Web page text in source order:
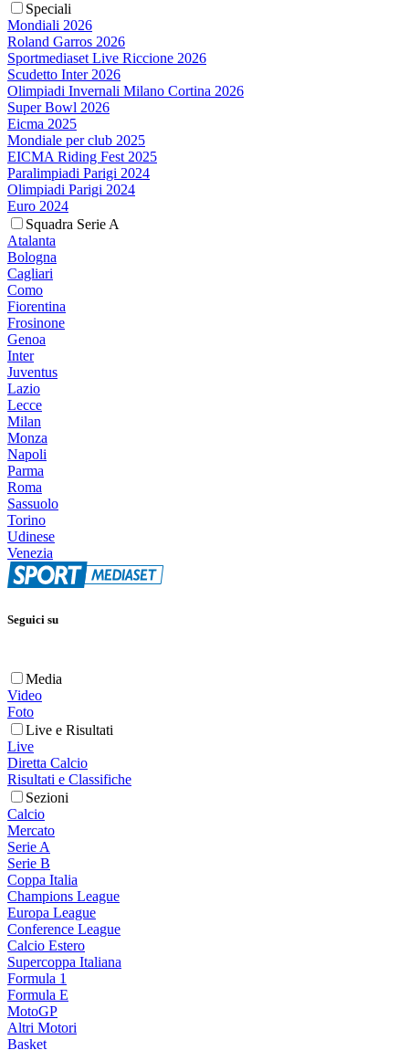
Speciali
Mondiali 2026
Roland Garros 2026
Sportmediaset Live Riccione 2026
Scudetto Inter 2026
Olimpiadi Invernali Milano Cortina 2026
Super Bowl 2026
Eicma 2025
Mondiale per club 2025
EICMA Riding Fest 2025
Paralimpiadi Parigi 2024
Olimpiadi Parigi 2024
Euro 2024
Squadra Serie A
Atalanta
Bologna
Cagliari
Como
Fiorentina
Frosinone
Genoa
Inter
Juventus
Lazio
Lecce
Milan
Monza
Napoli
Parma
Roma
Sassuolo
Torino
Udinese
Venezia
Seguici su
Media
Video
Foto
Live e Risultati
Live
Diretta Calcio
Risultati e Classifiche
Sezioni
Calcio
Mercato
Serie A
Serie B
Coppa Italia
Champions League
Europa League
Conference League
Calcio Estero
Supercoppa Italiana
Formula 1
Formula E
MotoGP
Altri Motori
Basket